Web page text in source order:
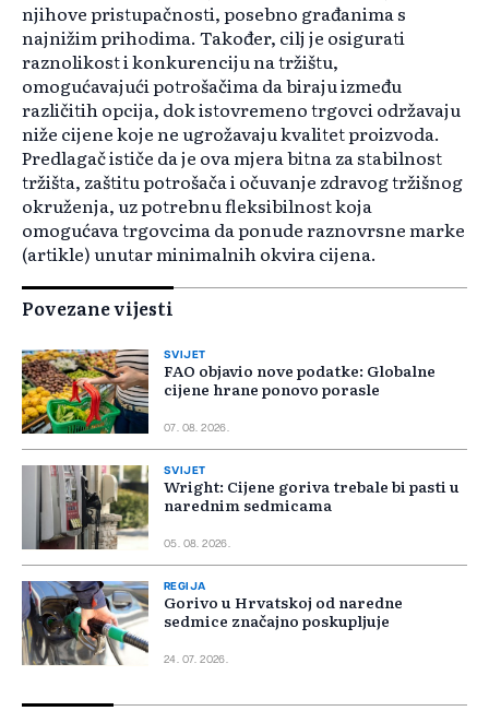
njihove pristupačnosti, posebno građanima s
najnižim prihodima. Također, cilj je osigurati
raznolikost i konkurenciju na tržištu,
omogućavajući potrošačima da biraju između
različitih opcija, dok istovremeno trgovci održavaju
niže cijene koje ne ugrožavaju kvalitet proizvoda.
Predlagač ističe da je ova mjera bitna za stabilnost
tržišta, zaštitu potrošača i očuvanje zdravog tržišnog
okruženja, uz potrebnu fleksibilnost koja
omogućava trgovcima da ponude raznovrsne marke
(artikle) unutar minimalnih okvira cijena.
Povezane vijesti
SVIJET
FAO objavio nove podatke: Globalne
cijene hrane ponovo porasle
07. 08. 2026.
SVIJET
Wright: Cijene goriva trebale bi pasti u
narednim sedmicama
05. 08. 2026.
REGIJA
Gorivo u Hrvatskoj od naredne
sedmice značajno poskupljuje
24. 07. 2026.